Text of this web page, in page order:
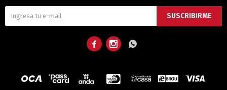
SUSCRIBIRME
  